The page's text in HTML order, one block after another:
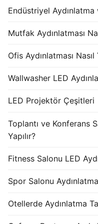
Endüstriyel
Mutfak Aydınlatması
Ofis Aydınlatması Nasıl
Wallwasher LED
LED Projektör Çeşitleri
Toplantı ve Konferans
Yapılır?
Fitness Salonu LED
Spor Salonu
Otellerde Aydınlatma